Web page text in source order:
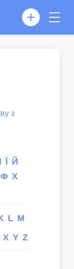
з
І Ї Й
Ф Х
L M
X Y Z